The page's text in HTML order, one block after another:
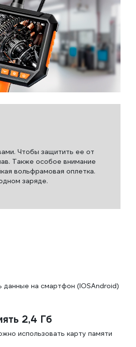
Чтобы защитить ее от
Также особое внимание
вольфрамовая оплетка.
заряде.
данные на смартфон (IOSAndroid)
2,4 Гб
использовать карту памяти